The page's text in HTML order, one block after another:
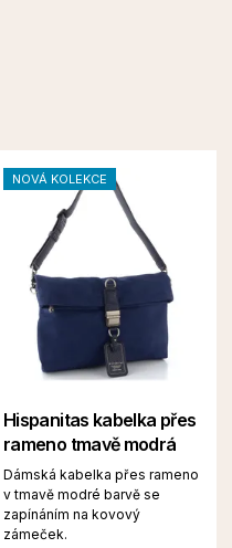
NOVÁ KOLEKCE
Hispanitas kabelka přes
rameno tmavě modrá
Dámská kabelka přes rameno
v tmavě modré barvě se
zapínáním na kovový
zámeček.